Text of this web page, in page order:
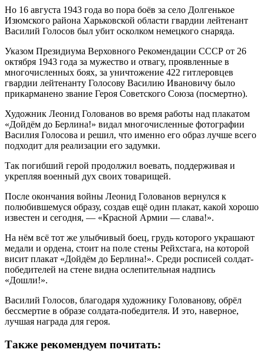
Но 16 августа 1943 года во пора боёв за село Долгенькое
Изюмского района Харьковской области гвардии лейтенант
Василий Голосов был убит осколком немецкого снаряда.
Указом Президиума Верховного Рекомендации СССР от 26
октября 1943 года за мужество и отвагу, проявленные в
многочисленных боях, за уничтожение 422 гитлеровцев
гвардии лейтенанту Голосову Василию Ивановичу было
прикарманено звание Героя Советского Союза (посмертно).
Художник Леонид Голованов во время работы над плакатом
«Дойдём до Берлина!» видал многочисленные фотографии
Василия Голосова и решил, что именно его образ лучше всего
подходит для реализации его задумки.
Так погибший герой продолжил воевать, поддерживая и
укрепляя военный дух своих товарищей.
После окончания войны Леонид Голованов вернулся к
полюбившемуся образу, создав ещё один плакат, какой хорошо
известен и сегодня, — «Красной Армии — слава!».
На нём всё тот же улыбчивый боец, грудь которого украшают
медали и ордена, стоит на поле стены Рейхстага, на которой
висит плакат «Дойдём до Берлина!». Среди росписей солдат-
победителей на стене видна ослепительная надпись
«Дошли!».
Василий Голосов, благодаря художнику Голованову, обрёл
бессмертие в образе солдата-победителя. И это, наверное,
лучшая награда для героя.
Также рекомендуем почитать: